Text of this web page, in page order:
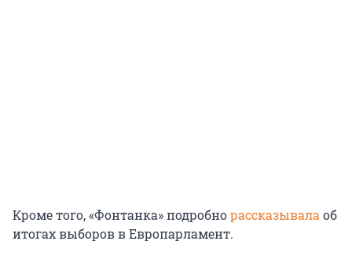
Кроме того, «Фонтанка» подробнорассказывала об
итогах выборов в Европарламент.